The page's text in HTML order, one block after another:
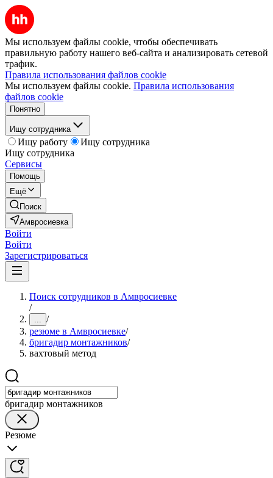
Мы используем файлы cookie, чтобы обеспечивать
правильную работу нашего веб-сайта и анализировать сетевой
трафик.
Правила использования файлов cookie
Мы используем файлы cookie. Правила использования
файлов cookie
Понятно
Ищу сотрудника
Ищу работу
Ищу сотрудника
Ищу сотрудника
Сервисы
Помощь
Ещё
Поиск
Амвросиевка
Войти
Войти
Зарегистрироваться
Поиск сотрудников в Амвросиевке
/
... /
резюме в Амвросиевке/
бригадир монтажников/
вахтовый метод
бригадир монтажников
Резюме